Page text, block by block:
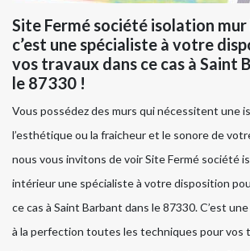
Site Fermé société isolation
c’est une spécialiste à votre
vos travaux dans ce cas à Saint
le 87330 !
Vous possédez des murs qui nécessitent une
l’esthétique ou la fraicheur et le sonore de
nous vous invitons de voir Site Fermé société
intérieur une spécialiste à votre disposition
ce cas à Saint Barbant dans le 87330. C’est
à la perfection toutes les techniques pour vos